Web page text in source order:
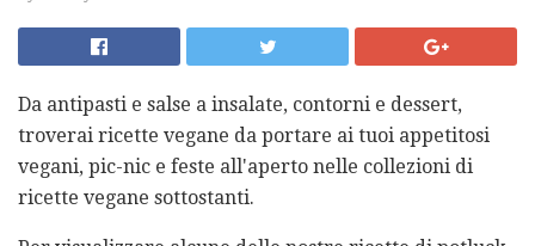
Da antipasti e salse a insalate, contorni e dessert,
troverai ricette vegane da portare ai tuoi appetitosi
vegani, pic-nic e feste all'aperto nelle collezioni di
ricette vegane sottostanti.